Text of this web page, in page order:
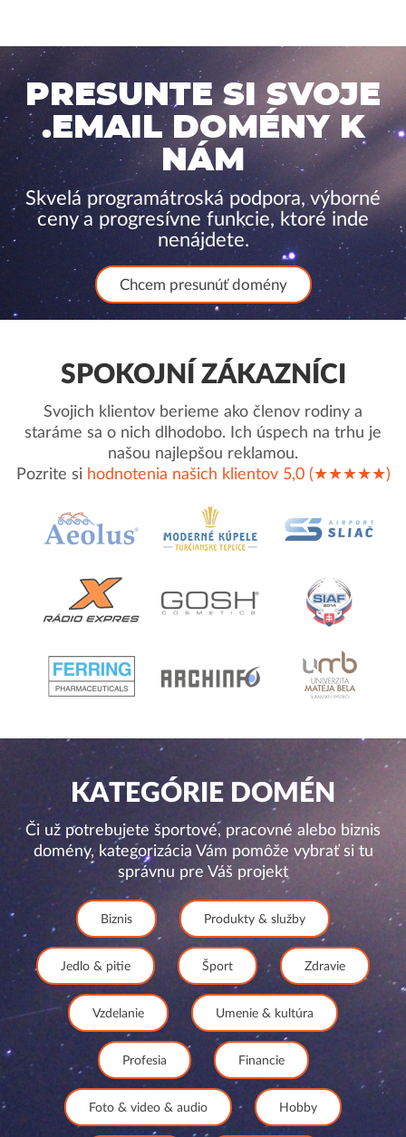
PRESUNTE SI SVOJE
.EMAIL DOMÉNY K
NÁM
Skvelá programátroská podpora, výborné
ceny a progresívne funkcie, ktoré inde
nenájdete.
Chcem presunúť domény
SPOKOJNÍ ZÁKAZNÍCI
Svojich klientov berieme ako členov rodiny a
staráme sa o nich dlhodobo. Ich úspech na trhu je
našou najlepšou reklamou.
Pozrite si hodnotenia našich klientov 5,0 (★★★★★)
KATEGÓRIE DOMÉN
Či už potrebujete športové, pracovné alebo biznis
domény, kategorizácia Vám pomôže vybrať si tu
správnu pre Váš projekt
Biznis Produkty & služby
Jedlo & pitie Šport Zdravie
Vzdelanie Umenie & kultúra
Profesia Financie
Foto & video & audio Hobby